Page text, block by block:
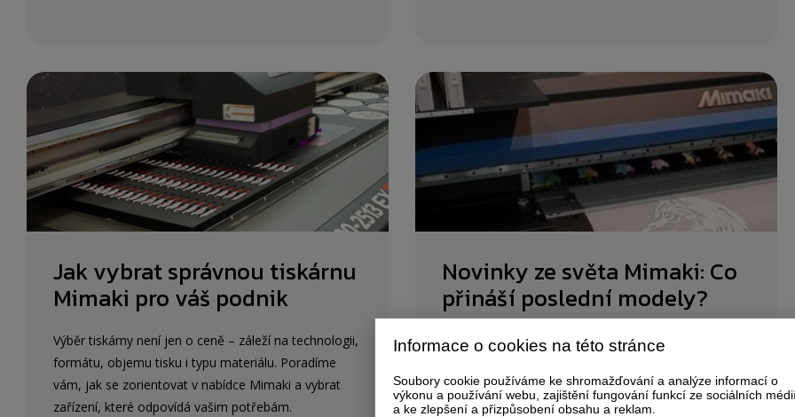
Informace o cookies na této stránce
Soubory cookie používáme ke shromažďování a analýze informací o
výkonu a používání webu, zajištění fungování funkcí ze sociálních
a ke zlepšení a přizpůsobení obsahu a reklam.
Jak vybrat správnou tiskárnu
Mimaki pro váš podnik
Výběr tiskárny není jen o ceně – záleží na technologii,
formátu, objemu tisku i typu materiálu. Poradíme
vám, jak se zorientovat v nabídce Mimaki a vybrat
zařízení, které odpovídá vašim potřebám.
Novinky ze světa Mimaki: Co
přináší poslední modely?
Technologie se neustále vyvíjí. Seznamte se s
funkcemi a tím, jak vám mohou pomoci být ještě
efektivnější.